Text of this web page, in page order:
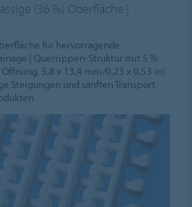
(36 %) Oberfläche |
für hervorragende
| Querrippen-Struktur mit 5 %
5,8 x 13,4 mm/0,23 x 0,53 in)
Steigungen und sanften Transport